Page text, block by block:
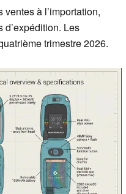
à l’importation,
d’expédition. Les
trimestre 2026.